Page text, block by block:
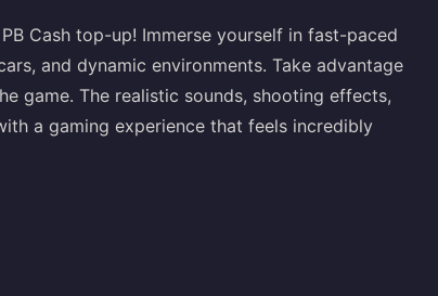
Cash top-up! Immerse yourself in fast-paced
and dynamic environments. Take advantage
game. The realistic sounds, shooting effects,
a gaming experience that feels incredibly